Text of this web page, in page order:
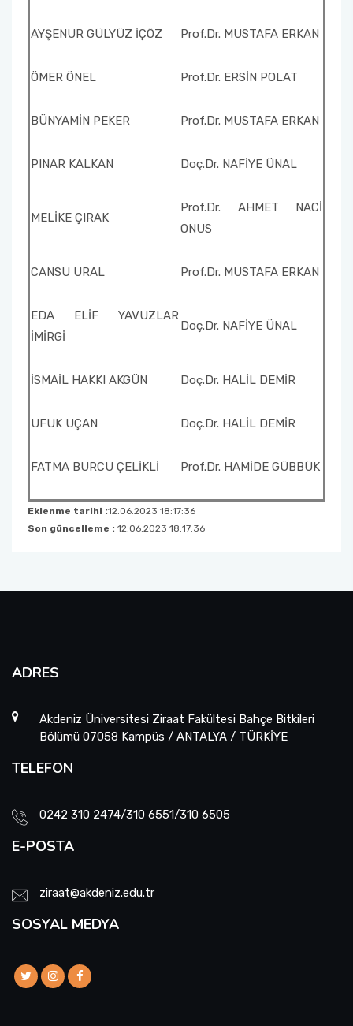
AYŞENUR GÜLYÜZ İÇÖZ Prof.Dr. MUSTAFA ERKAN
ÖMER ÖNEL Prof.Dr. ERSİN POLAT
BÜNYAMİN PEKER Prof.Dr. MUSTAFA ERKAN
PINAR KALKAN Doç.Dr. NAFİYE ÜNAL
MELİKE ÇIRAK
Prof.Dr. AHMET NACİ
ONUS
CANSU URAL Prof.Dr. MUSTAFA ERKAN
EDA ELİF YAVUZLAR
İMİRGİ
Doç.Dr. NAFİYE ÜNAL
İSMAİL HAKKI AKGÜN Doç.Dr. HALİL DEMİR
UFUK UÇAN Doç.Dr. HALİL DEMİR
FATMA BURCU ÇELİKLİ Prof.Dr. HAMİDE GÜBBÜK
Eklenme tarihi :12.06.2023 18:17:36
Son güncelleme : 12.06.2023 18:17:36
ADRES
Akdeniz Üniversitesi Ziraat Fakültesi Bahçe Bitkileri
Bölümü 07058 Kampüs / ANTALYA / TÜRKİYE
TELEFON
0242 310 2474/310 6551/310 6505
E-POSTA
ziraat@akdeniz.edu.tr
SOSYAL MEDYA